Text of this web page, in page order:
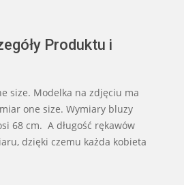
Produktu i
size. Modelka na zdjęciu ma
one size. Wymiary bluzy
68 cm. A długość rękawów
dzięki czemu każda kobieta